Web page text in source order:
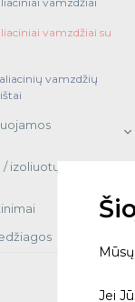
vamzdžiai su
vamzdžių
izoliuotų fasadų
Jei